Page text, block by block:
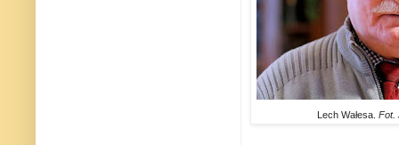
Lech Wałesa. Fot.